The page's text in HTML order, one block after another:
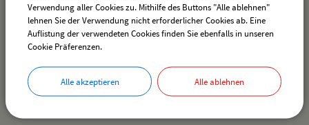
Es wurden keine Veranstaltungen gefunden.
druckennach oben
Verwendung aller Cookies zu. Mithilfe des Buttons "Alle ablehnen"
lehnen Sie der Verwendung nicht erforderlicher Cookies ab. Eine
Auflistung der verwendeten Cookies finden Sie ebenfalls in unseren
Cookie Präferenzen.
Alle akzeptieren Alle ablehnen